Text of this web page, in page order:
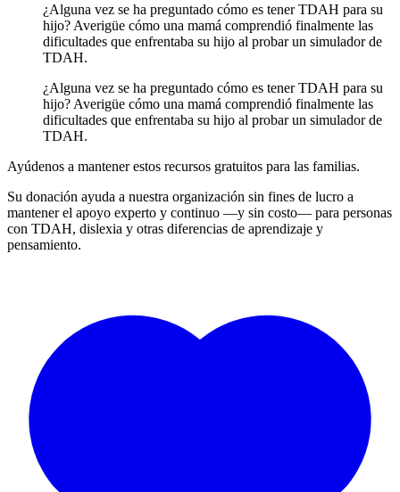
¿Alguna vez se ha preguntado cómo es tener TDAH para su
hijo? Averigüe cómo una mamá comprendió finalmente las
dificultades que enfrentaba su hijo al probar un simulador de
TDAH.
¿Alguna vez se ha preguntado cómo es tener TDAH para su
hijo? Averigüe cómo una mamá comprendió finalmente las
dificultades que enfrentaba su hijo al probar un simulador de
TDAH.
Ayúdenos a mantener estos recursos gratuitos para las familias.
Su donación ayuda a nuestra organización sin fines de lucro a
mantener el apoyo experto y continuo —y sin costo— para personas
con TDAH, dislexia y otras diferencias de aprendizaje y
pensamiento.